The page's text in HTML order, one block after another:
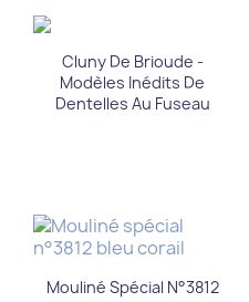
Cluny De Brioude -
Modèles Inédits De
Dentelles Au Fuseau
Mouliné Spécial N°3812